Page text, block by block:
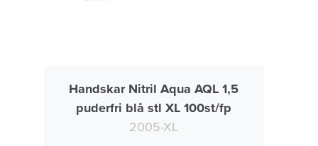
Handskar Nitril Aqua AQL 1,5
puderfri blå stl XL 100st/fp
2005-XL